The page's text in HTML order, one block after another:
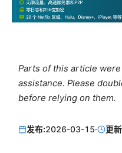
Parts of this article
assistance. Please
before relying on them.
发布:2026-03-15· 更